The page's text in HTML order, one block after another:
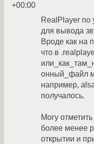
+00:00
RealPlayer по
для вывода
Вроде как на
что в
онный_файл
например,
получалось.
Могу
более менее
открытии и